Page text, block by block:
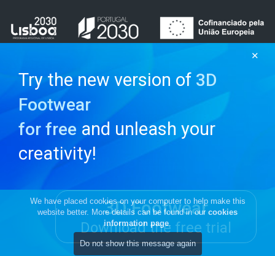
Try the new version of 3D
Footwear
for free and unleash your
creativity!
3D Footwear
Download the free trial
✕
We have placed cookies on your computer to help make this
website better. More details can be found in our cookies
information page.